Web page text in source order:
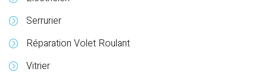
Serrurier
Réparation Volet Roulant
Vitrier